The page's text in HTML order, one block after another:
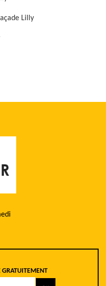
Lilly
GRATUITEMENT